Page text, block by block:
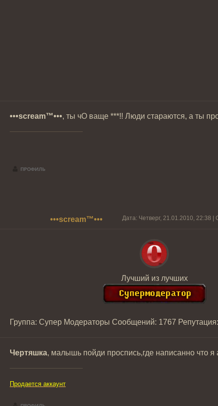
•••scream™•••, ты чО ваще ***!! Люди стараются, а ты
•••scream™••• Дата: Четверг, 21.01.2010, 22:38
Лучший из лучших
Группа: Супер Модераторы Сообщений: 1767
Чертяшка, малышь пойди проспись,где написанно что я
Продается аккаунт